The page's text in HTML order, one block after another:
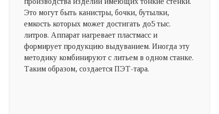
Это могут быть канистры, бочки, бутылки,
емкость которых может достигать до5 тыс.
литров. Аппарат нагревает пластмасс и
формирует продукцию выдуванием. Иногда эту
методику комбинируют с литьем в одном станке.
Таким образом, создается ПЭТ-тара.